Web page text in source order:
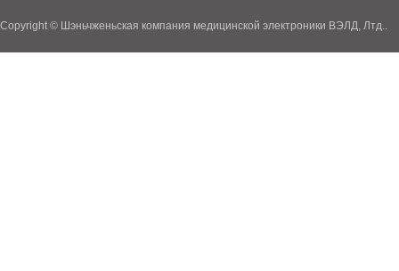
Copyright © Шэньчженьская компания медицинской электроники ВЭЛД, Лтд..